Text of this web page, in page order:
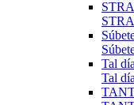
Tal
Tal